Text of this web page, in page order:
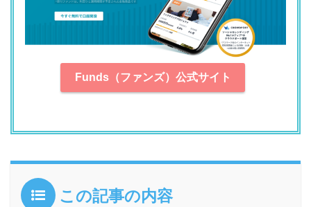
Funds（ファンズ）公式サイト
この記事の内容